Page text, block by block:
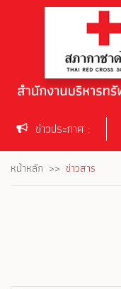
ข่าวประกาศ :
หน้าหลัก ข่าวสาร